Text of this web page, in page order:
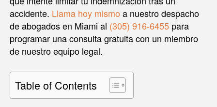
accidente. Llama hoy mismo a nuestro despacho
de abogados en Miami al (305) 916-6455 para
programar una consulta gratuita con un miembro
de nuestro equipo legal.
Table of Contents